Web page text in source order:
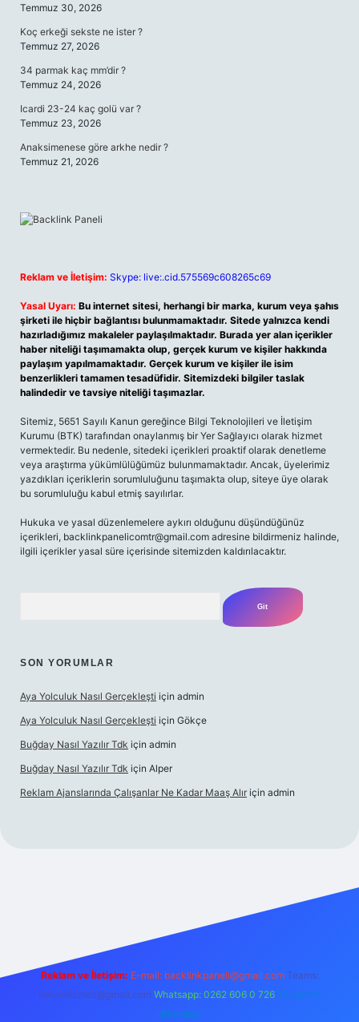
Temmuz 30, 2026
Koç erkeği sekste ne ister ?
Temmuz 27, 2026
34 parmak kaç mm’dir ?
Temmuz 24, 2026
Icardi 23-24 kaç golü var ?
Temmuz 23, 2026
Anaksimenese göre arkhe nedir ?
Temmuz 21, 2026
Reklam ve İletişim: Skype: live:.cid.575569c608265c69
Yasal Uyarı: Bu internet sitesi, herhangi bir marka, kurum veya şahıs
şirketi ile hiçbir bağlantısı bulunmamaktadır. Sitede yalnızca kendi
hazırladığımız makaleler paylaşılmaktadır. Burada yer alan içerikler
haber niteliği taşımamakta olup, gerçek kurum ve kişiler hakkında
paylaşım yapılmamaktadır. Gerçek kurum ve kişiler ile isim
benzerlikleri tamamen tesadüfidir. Sitemizdeki bilgiler taslak
halindedir ve tavsiye niteliği taşımazlar.
Sitemiz, 5651 Sayılı Kanun gereğince Bilgi Teknolojileri ve İletişim
Kurumu (BTK) tarafından onaylanmış bir Yer Sağlayıcı olarak hizmet
vermektedir. Bu nedenle, sitedeki içerikleri proaktif olarak denetleme
veya araştırma yükümlülüğümüz bulunmamaktadır. Ancak, üyelerimiz
yazdıkları içeriklerin sorumluluğunu taşımakta olup, siteye üye olarak
bu sorumluluğu kabul etmiş sayılırlar.
Hukuka ve yasal düzenlemelere aykırı olduğunu düşündüğünüz
içerikleri, backlinkpanelicomtr@gmail.com adresine bildirmeniz halinde,
ilgili içerikler yasal süre içerisinde sitemizden kaldırılacaktır.
SON YORUMLAR
Aya Yolculuk Nasıl Gerçekleşti için admin
Aya Yolculuk Nasıl Gerçekleşti için Gökçe
Buğday Nasıl Yazılır Tdk için admin
Buğday Nasıl Yazılır Tdk için Alper
Reklam Ajanslarında Çalışanlar Ne Kadar Maaş Alır için admin
Reklam ve İletişim: E-mail: backlinkpaneli@gmail.com Teams:
forumhizmeti@gmail.com Whatsapp: 0262 606 0 726 Telegram:
@karabul